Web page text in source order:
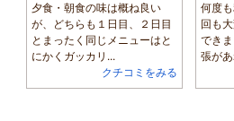
夕食・朝食の味は概ね良い
が、どちらも１日目、２日目
とまったく同じメニューはと
にかくガッカリ...
クチコミをみる
何度
回も
でき
張が